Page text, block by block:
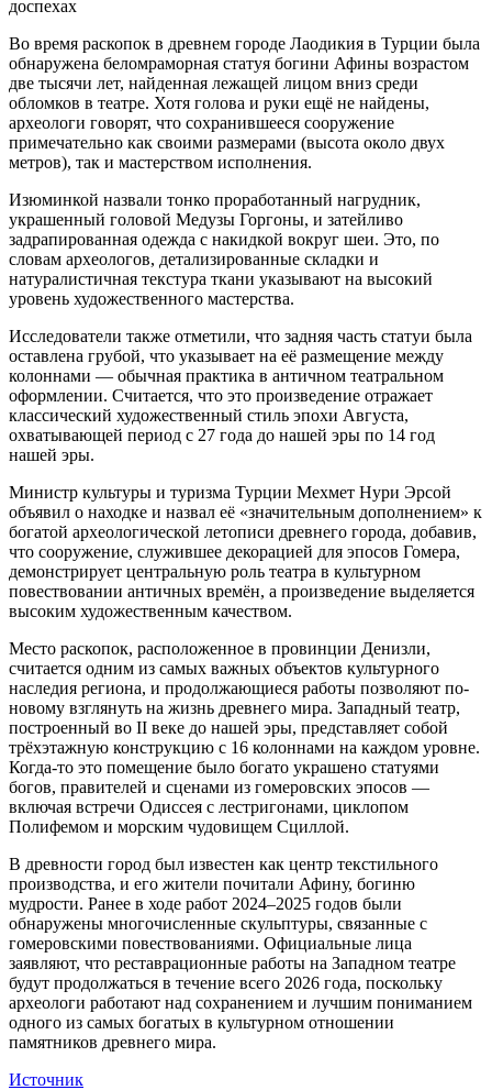
Во время раскопок в древнем городе Лаодикия в Турции была
обнаружена беломраморная статуя богини Афины возрастом
две тысячи лет, найденная лежащей лицом вниз среди
обломков в театре. Хотя голова и руки ещё не найдены,
археологи говорят, что сохранившееся сооружение
примечательно как своими размерами (высота около двух
метров), так и мастерством исполнения.
Изюминкой назвали тонко проработанный нагрудник,
украшенный головой Медузы Горгоны, и затейливо
задрапированная одежда с накидкой вокруг шеи. Это, по
словам археологов, детализированные складки и
натуралистичная текстура ткани указывают на высокий
уровень художественного мастерства.
Исследователи также отметили, что задняя часть статуи была
оставлена грубой, что указывает на её размещение между
колоннами — обычная практика в античном театральном
оформлении. Считается, что это произведение отражает
классический художественный стиль эпохи Августа,
охватывающей период с 27 года до нашей эры по 14 год
нашей эры.
Министр культуры и туризма Турции Мехмет Нури Эрсой
объявил о находке и назвал её «значительным дополнением» к
богатой археологической летописи древнего города, добавив,
что сооружение, служившее декорацией для эпосов Гомера,
демонстрирует центральную роль театра в культурном
повествовании античных времён, а произведение выделяется
высоким художественным качеством.
Место раскопок, расположенное в провинции Денизли,
считается одним из самых важных объектов культурного
наследия региона, и продолжающиеся работы позволяют по-
новому взглянуть на жизнь древнего мира. Западный театр,
построенный во II веке до нашей эры, представляет собой
трёхэтажную конструкцию с 16 колоннами на каждом уровне.
Когда-то это помещение было богато украшено статуями
богов, правителей и сценами из гомеровских эпосов —
включая встречи Одиссея с лестригонами, циклопом
Полифемом и морским чудовищем Сциллой.
В древности город был известен как центр текстильного
производства, и его жители почитали Афину, богиню
мудрости. Ранее в ходе работ 2024–2025 годов были
обнаружены многочисленные скульптуры, связанные с
гомеровскими повествованиями. Официальные лица
заявляют, что реставрационные работы на Западном театре
будут продолжаться в течение всего 2026 года, поскольку
археологи работают над сохранением и лучшим пониманием
одного из самых богатых в культурном отношении
памятников древнего мира.
Источник